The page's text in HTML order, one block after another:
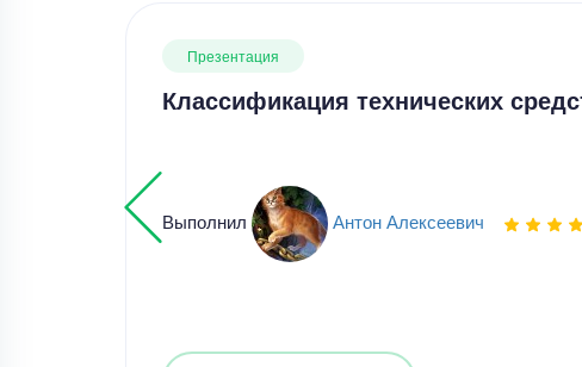
Презентация
Классификация технических
Выполнил Антон Алексеевич